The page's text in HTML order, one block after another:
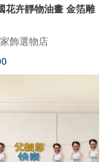
花卉靜物油畫 金箔雕
飾選物店